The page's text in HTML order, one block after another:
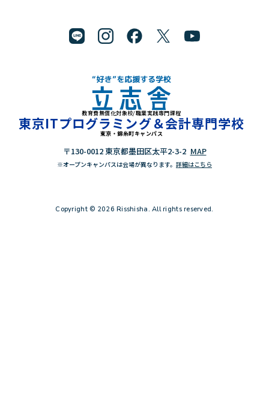
"好き"を応援する学校 立志舎
教育費無償化対象校/職業実践専門課程
東京ITプログラミング＆会計専門学校
東京・錦糸町キャンパス
〒130-0012 東京都墨田区太平2-3-2 MAP
※オープンキャンパスは会場が異なります。 詳細はこちら
Copyright © 2026 Risshisha. All rights reserved.